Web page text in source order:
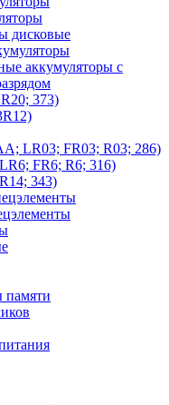
дисковые
аккумуляторы с
373)
LR03; FR03; R03; 286)
FR6; R6; 316)
343)
памяти